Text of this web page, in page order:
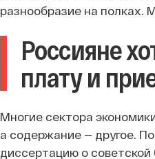
разнообразие на полках.
Россияне
плату и
Многие сектора
а содержание — другое.
диссертацию о советской